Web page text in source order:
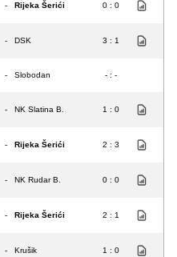
- Rijeka Šerići 0 : 0
- DSK 3 : 1
- Slobodan - : -
- NK Slatina B. 1 : 0
- Rijeka Šerići 2 : 3
- NK Rudar B. 0 : 0
- Rijeka Šerići 2 : 1
- Krušik 1 : 0